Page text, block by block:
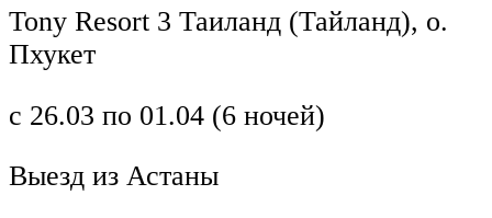
Tony Resort 3 Таиланд (Тайланд), о.
Пхукет
с 26.03 по 01.04 (6 ночей)
Выезд из Астаны